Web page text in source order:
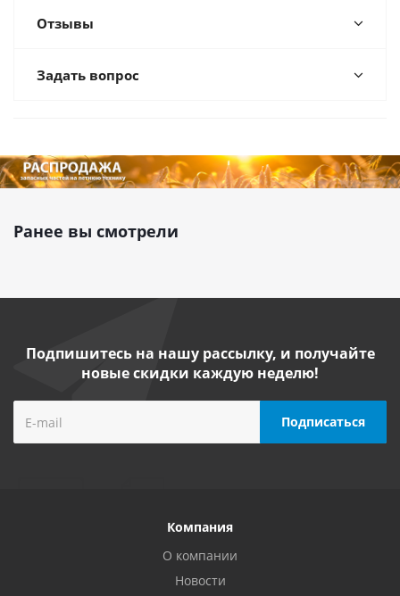
Отзывы
Задать вопрос
Ранее вы смотрели
Подпишитесь на нашу рассылку, и получайте
новые скидки каждую неделю!
Компания
О компании
Новости